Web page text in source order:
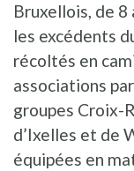
Bruxellois, de
les excédents
récoltés en
associations
groupes Croix-
d’Ixelles et de
équipées en